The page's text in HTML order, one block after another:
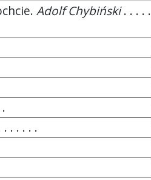
Adolf Chybiński. . . . .
. . . . .